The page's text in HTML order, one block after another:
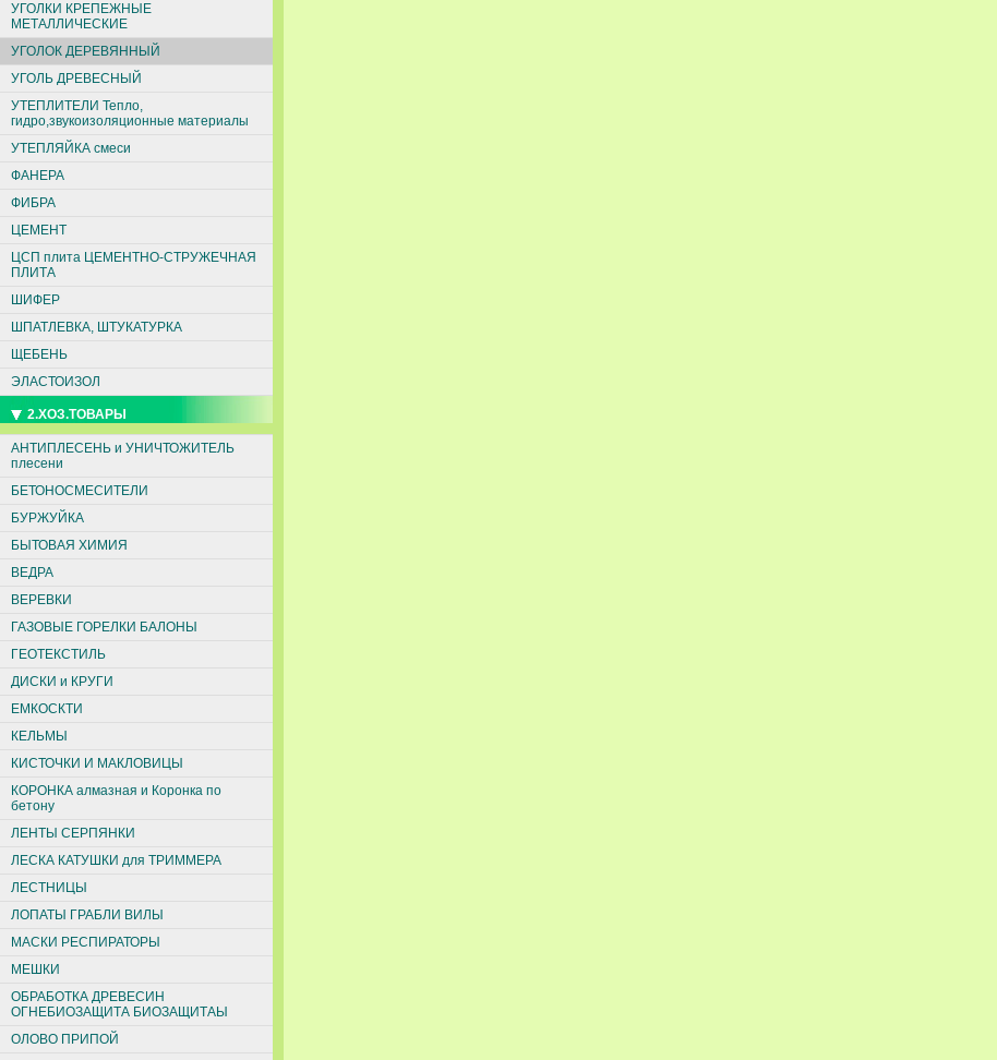
УГОЛКИ КРЕПЕЖНЫЕ
МЕТАЛЛИЧЕСКИЕ
УГОЛОК ДЕРЕВЯННЫЙ
УГОЛЬ ДРЕВЕСНЫЙ
УТЕПЛИТЕЛИ Тепло,
гидро,звукоизоляционные материалы
УТЕПЛЯЙКА смеси
ФАНЕРА
ФИБРА
ЦЕМЕНТ
ЦСП плита ЦЕМЕНТНО-СТРУЖЕЧНАЯ
ПЛИТА
ШИФЕР
ШПАТЛЕВКА, ШТУКАТУРКА
ЩЕБЕНЬ
ЭЛАСТОИЗОЛ
2.ХОЗ.ТОВАРЫ
АНТИПЛЕСЕНЬ и УНИЧТОЖИТЕЛЬ
плесени
БЕТОНОСМЕСИТЕЛИ
БУРЖУЙКА
БЫТОВАЯ ХИМИЯ
ВЕДРА
ВЕРЕВКИ
ГАЗОВЫЕ ГОРЕЛКИ БАЛОНЫ
ГЕОТЕКСТИЛЬ
ДИСКИ и КРУГИ
ЕМКОСКТИ
КЕЛЬМЫ
КИСТОЧКИ И МАКЛОВИЦЫ
КОРОНКА алмазная и Коронка по
бетону
ЛЕНТЫ СЕРПЯНКИ
ЛЕСКА КАТУШКИ для ТРИММЕРА
ЛЕСТНИЦЫ
ЛОПАТЫ ГРАБЛИ ВИЛЫ
МАСКИ РЕСПИРАТОРЫ
МЕШКИ
ОБРАБОТКА ДРЕВЕСИН
ОГНЕБИОЗАЩИТА БИОЗАЩИТАЫ
ОЛОВО ПРИПОЙ